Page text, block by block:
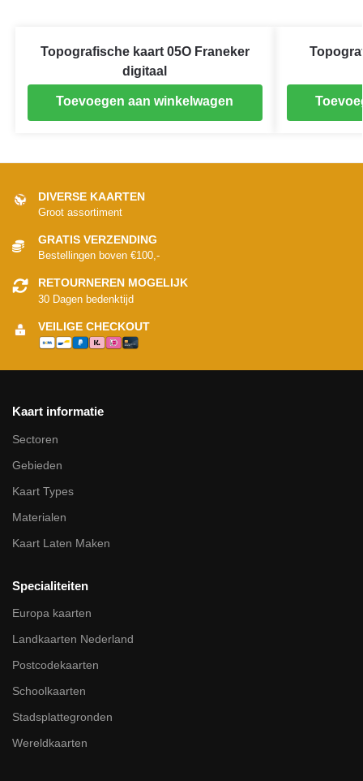
Topografische kaart 05O Franeker
digitaal
Toevoegen aan winkelwagen
DIVERSE KAARTEN
Groot assortiment
GRATIS VERZENDING
Bestellingen boven €100,-
RETOURNEREN MOGELIJK
30 Dagen bedenktijd
VEILIGE CHECKOUT
Kaart informatie
Sectoren
Gebieden
Kaart Types
Materialen
Kaart Laten Maken
Specialiteiten
Europa kaarten
Landkaarten Nederland
Postcodekaarten
Schoolkaarten
Stadsplattegronden
Wereldkaarten